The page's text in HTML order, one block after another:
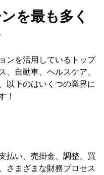
を最も多く
ンを活用しているトップ
、自動車、ヘルスケア、
以下のはいくつの業界に
！
払い、売掛金、調整、買
さまざまな財務プロセス